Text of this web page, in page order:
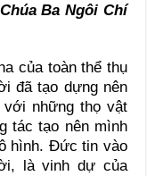
Ba Ngôi Chí
của toàn thể thụ
đã tạo dựng nên
với những thọ vật
tác tạo nên mình
hình. Đức tin vào
là vinh dự của